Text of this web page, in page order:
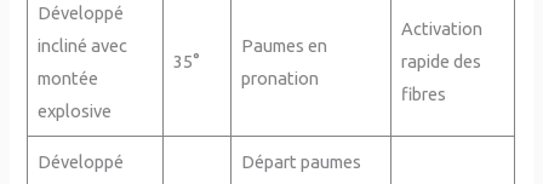
Développé
incliné avec
montée
explosive
35°
Paumes en
pronation
Activation
rapide des
fibres
Développé
Départ paumes